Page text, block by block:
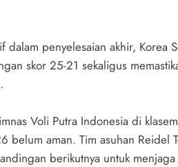
penyelesaian akhir, Korea
skor 25-21 sekaligus
Voli Putra Indonesia di
belum aman. Tim asuhan Reidel
berikutnya untuk